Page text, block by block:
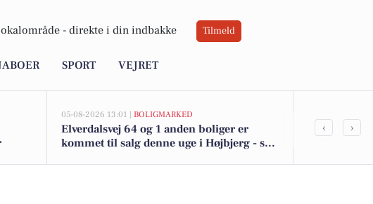
- direkte i din indbakke Tilmeld
SPORT VEJRET
05-08-2026 13:01 | BOLIGMARKED
Elverdalsvej 64 og 1 anden boliger er
kommet til salg denne uge i Højbjerg - se
Deltidsjob
‹ ›